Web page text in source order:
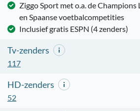
Ziggo Sport met o.a. de Champions
en Spaanse voetbalcompetities
Inclusief gratis ESPN (4 zenders)
Tv-zenders
117
HD-zenders
52